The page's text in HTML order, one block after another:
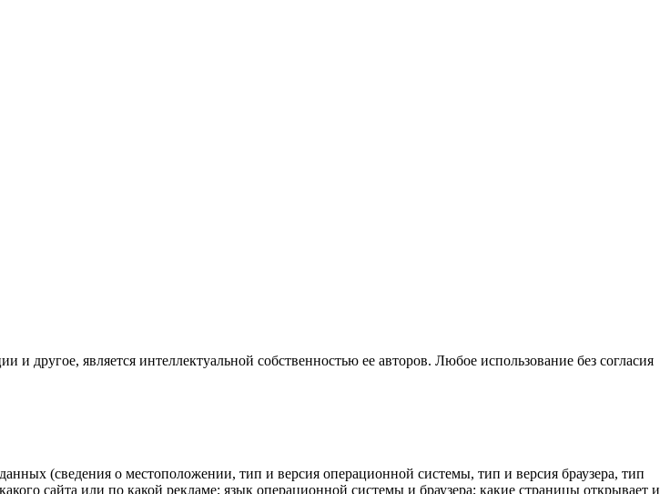
другое, является интеллектуальной собственностью ее авторов. Любое использование без согласия
(сведения о местоположении, тип и версия операционной системы, тип и версия браузера, тип
сайта или по какой рекламе; язык операционной системы и браузера; какие страницы открывает и